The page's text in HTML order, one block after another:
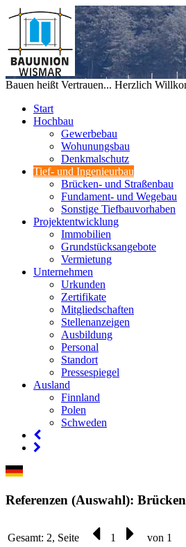
Bauen heißt Vertrauen... Herzlich
Start
Hochbau
Gewerbebau
Wohunungsbau
Denkmalschutz
Tief- und Ingenieurbau
Brücken- und Straßenbau
Fundament- und Wegebau
Sonstige Tiefbauvorhaben
Projektentwicklung
Immobilien
Grundstücksangebote
Vermietung
Unternehmen
Urkunden
Zertifikate
Mitgliedschaften
Stellenanzeigen
Ausbildung
Personal
Standort
Pressespiegel
Ausland
Finnland
Polen
Schweden
Referenzen (Auswahl):
Gesamt: 2, Seite 1
von 1